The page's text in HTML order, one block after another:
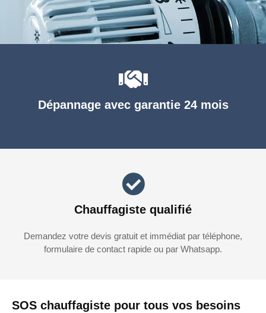
SOS chauffagiste pour tous vos besoins
Dépannage avec garantie 24 mois
Chauffagiste qualifié
Demandez votre devis gratuit et immédiat par téléphone,
formulaire de contact rapide ou par Whatsapp.